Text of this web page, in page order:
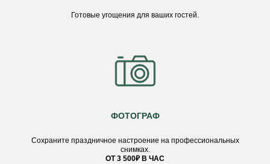
Готовые угощения для ваших гостей.
ФОТОГРАФ
Сохраните праздничное настроение на профессиональных
снимках.
ОТ 3 500₽ В ЧАС